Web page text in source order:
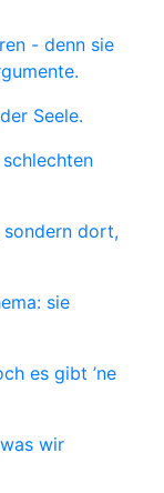
- denn sie
Seele.
sondern dort,
sie
es gibt ’ne
wir